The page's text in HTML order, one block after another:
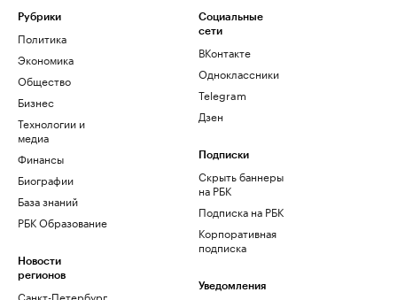
Рубрики
Политика
Экономика
Общество
Бизнес
Технологии и
медиа
Финансы
Биографии
База знаний
РБК Образование
Новости
регионов
Санкт-Петербург
Социальные
сети
ВКонтакте
Одноклассники
Telegram
Дзен
Подписки
Скрыть баннеры
на РБК
Подписка на РБК
Корпоративная
подписка
Уведомления